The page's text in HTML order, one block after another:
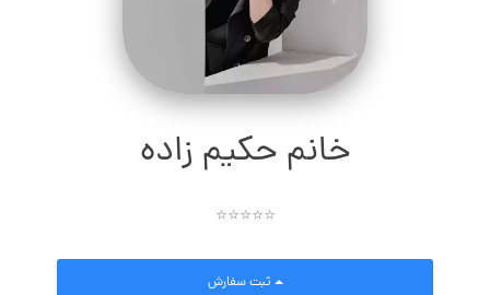
خانم حکیم زاده
⭐⭐⭐⭐⭐